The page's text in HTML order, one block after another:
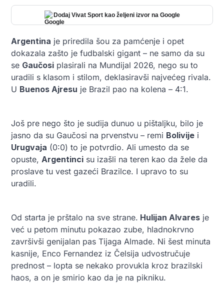
Dodaj Vivat Sport kao željeni izvor na Google
Argentina je priredila šou za pamćenje i opet
dokazala zašto je fudbalski gigant – ne samo da su
se Gaučosi plasirali na Mundijal 2026, nego su to
uradili s klasom i stilom, deklasiravši najvećeg rivala.
U Buenos Ajresu je Brazil pao na kolena – 4:1.
Još pre nego što je sudija dunuo u pištaljku, bilo je
jasno da su Gaučosi na prvenstvu – remi Bolivije i
Urugvaja (0:0) to je potvrdio. Ali umesto da se
opuste, Argentinci su izašli na teren kao da žele da
proslave tu vest gazeći Brazilce. I upravo to su
uradili.
Od starta je prštalo na sve strane. Hulijan Alvares je
već u petom minutu pokazao zube, hladnokrvno
završivši genijalan pas Tijaga Almade. Ni šest minuta
kasnije, Enco Fernandez iz Čelsija udvostručuje
prednost – lopta se nekako provukla kroz brazilski
haos, a on je smirio kao da je na pikniku.